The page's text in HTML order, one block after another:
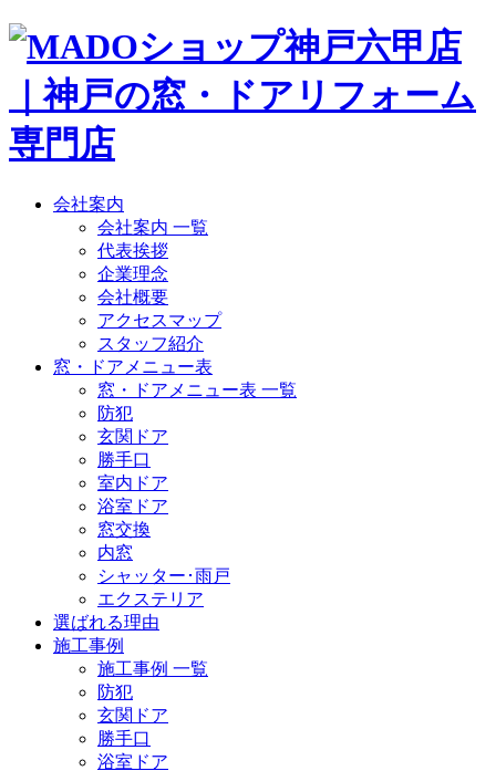
会社案内
会社案内 一覧
代表挨拶
企業理念
会社概要
アクセスマップ
スタッフ紹介
窓・ドアメニュー表
窓・ドアメニュー表 一覧
防犯
玄関ドア
勝手口
室内ドア
浴室ドア
窓交換
内窓
シャッター･雨戸
エクステリア
選ばれる理由
施工事例
施工事例 一覧
防犯
玄関ドア
勝手口
浴室ドア